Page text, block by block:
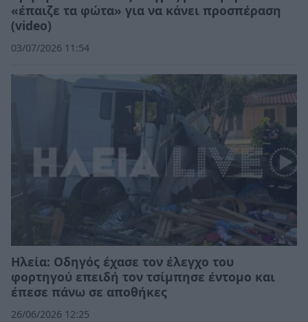
«έπαιζε τα φώτα» για να κάνει προσπέραση
(video)
03/07/2026 11:54
Ηλεία: Οδηγός έχασε τον έλεγχο του
φορτηγού επειδή τον τσίμπησε έντομο και
έπεσε πάνω σε αποθήκες
26/06/2026 12:25